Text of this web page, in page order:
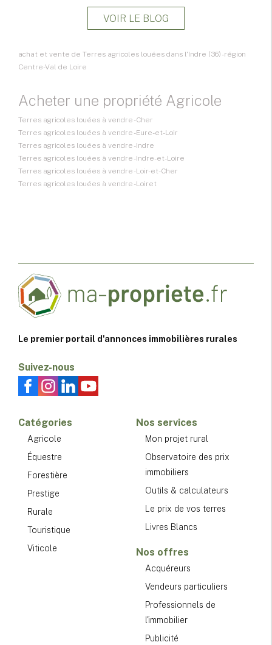
VOIR LE BLOG
achat et vente de Terres agricoles louées dans l'Indre (36) - région
Centre-Val de Loire
Acheter une propriété Agricole
Terres agricoles louées à vendre - Cher
Terres agricoles louées à vendre - Eure-et-Loir
Terres agricoles louées à vendre - Indre
Terres agricoles louées à vendre - Indre-et-Loire
Terres agricoles louées à vendre - Loir-et-Cher
Terres agricoles louées à vendre - Loiret
Le premier portail d'annonces immobilières rurales
Suivez-nous
Catégories
Agricole
Équestre
Forestière
Prestige
Rurale
Touristique
Viticole
Nos services
Mon projet rural
Observatoire des prix
immobiliers
Outils & calculateurs
Le prix de vos terres
Livres Blancs
Nos offres
Acquéreurs
Vendeurs particuliers
Professionnels de
l'immobilier
Publicité